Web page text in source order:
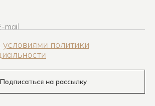
mail
условиями политики
Подписаться на рассылку